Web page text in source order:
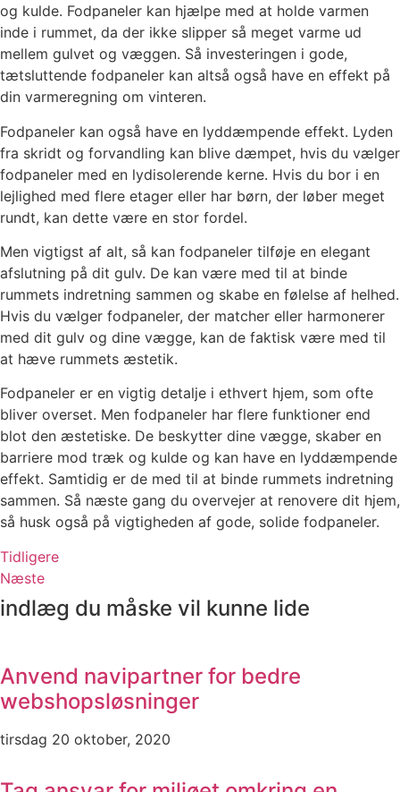
og kulde. Fodpaneler kan hjælpe med at holde varmen
inde i rummet, da der ikke slipper så meget varme ud
mellem gulvet og væggen. Så investeringen i gode,
tætsluttende fodpaneler kan altså også have en effekt på
din varmeregning om vinteren.
Fodpaneler kan også have en lyddæmpende effekt. Lyden
fra skridt og forvandling kan blive dæmpet, hvis du vælger
fodpaneler med en lydisolerende kerne. Hvis du bor i en
lejlighed med flere etager eller har børn, der løber meget
rundt, kan dette være en stor fordel.
Men vigtigst af alt, så kan fodpaneler tilføje en elegant
afslutning på dit gulv. De kan være med til at binde
rummets indretning sammen og skabe en følelse af helhed.
Hvis du vælger fodpaneler, der matcher eller harmonerer
med dit gulv og dine vægge, kan de faktisk være med til
at hæve rummets æstetik.
Fodpaneler er en vigtig detalje i ethvert hjem, som ofte
bliver overset. Men fodpaneler har flere funktioner end
blot den æstetiske. De beskytter dine vægge, skaber en
barriere mod træk og kulde og kan have en lyddæmpende
effekt. Samtidig er de med til at binde rummets indretning
sammen. Så næste gang du overvejer at renovere dit hjem,
så husk også på vigtigheden af gode, solide fodpaneler.
Tidligere
Næste
indlæg du måske vil kunne lide
Anvend navipartner for bedre
webshopsløsninger
tirsdag 20 oktober, 2020